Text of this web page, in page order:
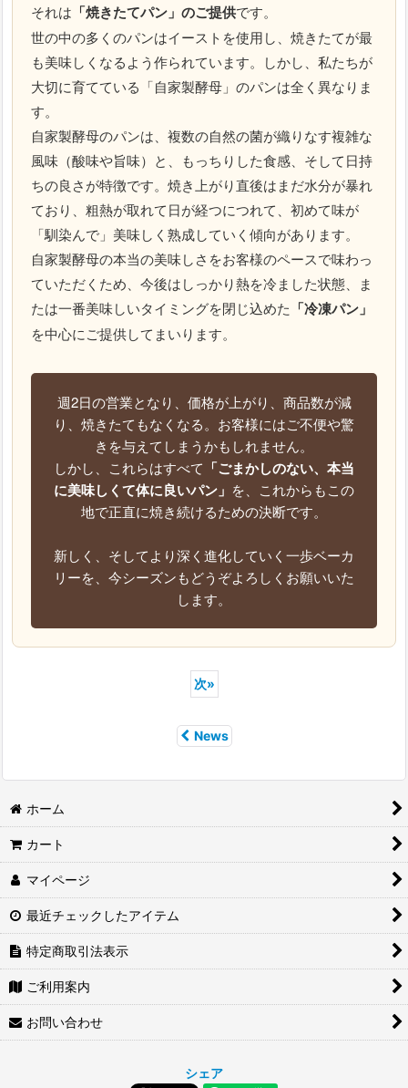
それは 「焼きたてパン」のご提供です。
世の中の多くのパンはイーストを使用し、焼きたてが最
も美味しくなるよう作られています。しかし、私たちが
大切に育てている「自家製酵母」のパンは全く異なりま
す。
自家製酵母のパンは、複数の自然の菌が織りなす複雑な
風味（酸味や旨味）と、もっちりした食感、そして日持
ちの良さが特徴です。焼き上がり直後はまだ水分が暴れ
ており、粗熱が取れて日が経つにつれて、初めて味が
「馴染んで」美味しく熟成していく傾向があります。
自家製酵母の本当の美味しさをお客様のペースで味わっ
ていただくため、今後はしっかり熱を冷ました状態、ま
たは一番美味しいタイミングを閉じ込めた 「冷凍パン」
を中心にご提供してまいります。
週2日の営業となり、価格が上がり、商品数が減
り、焼きたてもなくなる。お客様にはご不便や驚
きを与えてしまうかもしれません。
しかし、これらはすべて 「ごまかしのない、本当
に美味しくて体に良いパン」 を、これからもこの
地で正直に焼き続けるための決断です。
新しく、そしてより深く進化していく一歩ベーカ
リーを、今シーズンもどうぞよろしくお願いいた
します。
次»
News
ホーム
カート
マイページ
最近チェックしたアイテム
特定商取引法表示
ご利用案内
お問い合わせ
シェア